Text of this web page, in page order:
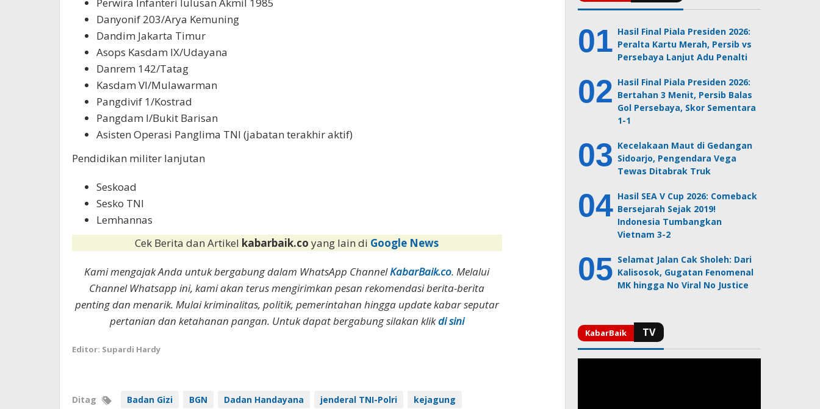
Perwira Infanteri lulusan Akmil 1985
Danyonif 203/Arya Kemuning
Dandim Jakarta Timur
Asops Kasdam IX/Udayana
Danrem 142/Tatag
Kasdam VI/Mulawarman
Pangdivif 1/Kostrad
Pangdam I/Bukit Barisan
Asisten Operasi Panglima TNI (jabatan terakhir aktif)
Pendidikan militer lanjutan
Seskoad
Sesko TNI
Lemhannas
Cek Berita dan Artikel kabarbaik.coyang lain di Google News
Kami mengajak Anda untuk bergabung dalam WhatsApp ChannelKabarBaik.co. Melalui
Channel Whatsapp ini, kami akan terus mengirimkan pesan rekomendasi berita-berita
penting dan menarik. Mulai kriminalitas, politik, pemerintahan hingga update kabar seputar
pertanian dan ketahanan pangan. Untuk dapat bergabung silakan klikdi sini
Editor: Supardi Hardy
Ditag Badan Gizi BGN Dadan Handayana jenderal TNI-Polri
kejagung
Hasil Final Piala Presiden 2026:
Peralta Kartu Merah, Persib vs
Persebaya Lanjut Adu Penalti
Hasil Final Piala Presiden 2026:
Bertahan 3 Menit, Persib Balas
Gol Persebaya, Skor Sementara
1-1
Kecelakaan Maut di Gedangan
Sidoarjo, Pengendara Vega
Tewas Ditabrak Truk
Hasil SEA V Cup 2026: Comeback
Bersejarah Sejak 2019!
Indonesia Tumbangkan
Vietnam 3-2
Selamat Jalan Cak Sholeh: Dari
Kalisosok, Gugatan Fenomenal
MK hingga No Viral No Justice